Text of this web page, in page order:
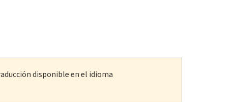
disponible en el idioma